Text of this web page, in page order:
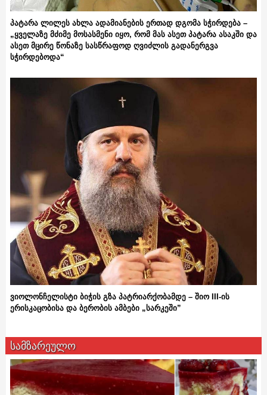
პატარა ლილეს ახლა ადამიანების ერთად დგომა სჭირდება –
„ყველაზე მძიმე მოსასმენი იყო, რომ მას ასეთ პატარა ასაკში და
ასეთ მცირე წონაზე სასწრაფოდ ღვიძლის გადანერგვა
სჭირდებოდა“
ვიოლონჩელისტი ბიჭის გზა პატრიარქობამდე – შიო III-ის
ერისკაცობისა და ბერობის ამბები „სარკეში”
სამზარეულო